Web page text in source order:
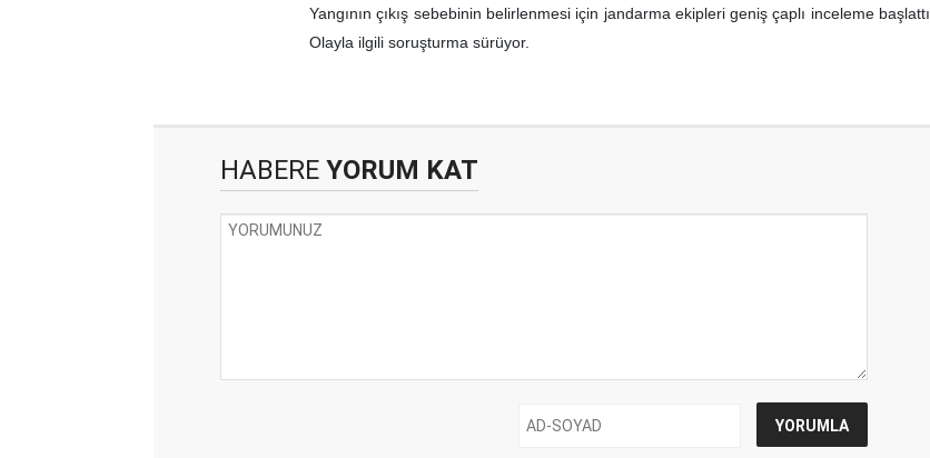
Yangının çıkış sebebinin belirlenmesi için jandarma ekipleri geniş çaplı inceleme başlattı.
Olayla ilgili soruşturma sürüyor.
HABERE YORUM KAT